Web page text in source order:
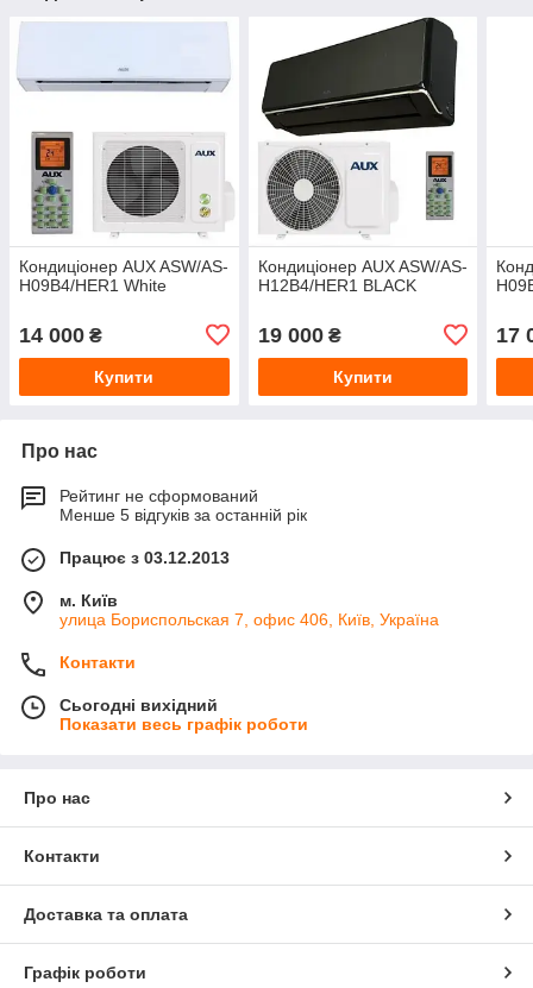
Кондиціонер AUX ASW/AS-
H09B4/HER1 White
14 000 ₴
Купити
Кондиціонер AUX ASW/AS-
H12B4/HER1 BLACK
19 000₴
Купити
17
Про нас
Рейтинг не сформований
Менше 5 відгуків за останній рік
Працює з 03.12.2013
м. Київ
улица Бориспольская 7, офис 406, Київ, Україна
Контакти
Сьогодні вихідний
Показати весь графік роботи
Про нас
Контакти
Доставка та оплата
Графік роботи